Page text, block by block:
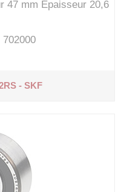
47 mm Épaisseur 20,6
702000
- SKF